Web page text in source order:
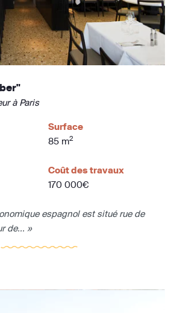
à Paris
Surface
85 m2
Coût des travaux
170 000€
espagnol est situé rue de
de... »